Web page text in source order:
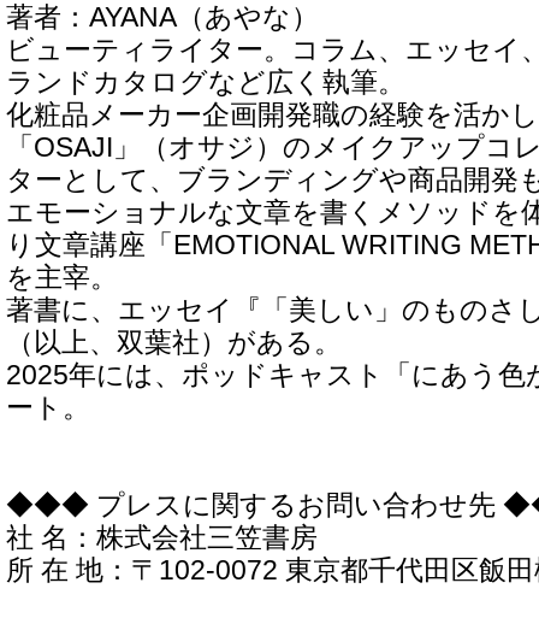
著者：AYANA（あやな）
ビューティライター。コラム、エッセイ
ランドカタログなど広く執筆。
化粧品メーカー企画開発職の経験を活か
「OSAJI」（オサジ）のメイクアップコ
ターとして、ブランディングや商品開発
エモーショナルな文章を書くメソッドを
り文章講座「EMOTIONAL WRITING
を主宰。
著書に、エッセイ『「美しい」のものさ
（以上、双葉社）がある。
2025年には、ポッドキャスト「にあう色
ート。
◆◆◆ プレスに関するお問い合わせ先
社 名：株式会社三笠書房
所 在 地：〒102-0072 東京都千代田区飯